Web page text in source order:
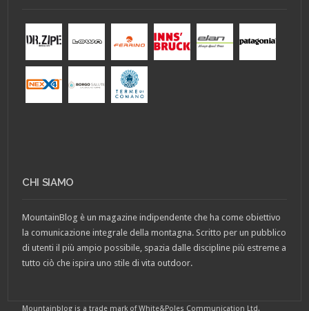
CHI SIAMO
MountainBlog è un magazine indipendente che ha come obiettivo
la comunicazione integrale della montagna. Scritto per un pubblico
di utenti il più ampio possibile, spazia dalle discipline più estreme a
tutto ciò che ispira uno stile di vita outdoor.
Mountainblog is a trade mark of White&Poles Communication Ltd.